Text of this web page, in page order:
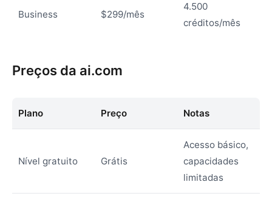
Business $299/mês
4.500
créditos/mês
Preços da ai.com
Plano Preço Notas
Nível gratuito Grátis
Acesso básico,
capacidades
limitadas